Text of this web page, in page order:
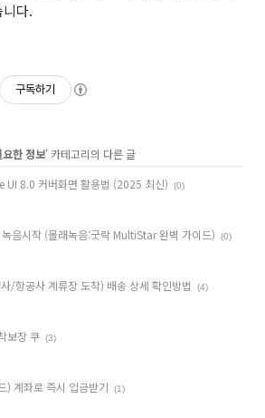
다.
구독하기
한 정보' 카테고리의 다른 글
UI 8.0 커버화면 활용법 (2025 최신)
(0)
음시작 (몰래녹음:굿락 MultiStar 완벽 가이드) (0)
/항공사 계류장 도착) 배송 상세 확인방법 (4)
보장 쿠 (3)
) 계좌로 즉시 입금받기 (1)